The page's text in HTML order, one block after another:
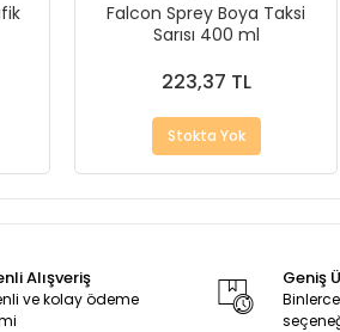
Falcon Sprey Boya Taksi
Sarısı 400 ml
223,37 TL
Stokta Yok
Alışveriş
ve kolay ödeme
Geniş